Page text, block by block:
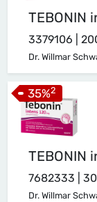
TEBONIN
3379106 |
Dr. Willmar
TEBONIN
7682333 |
Dr. Willmar
35%2